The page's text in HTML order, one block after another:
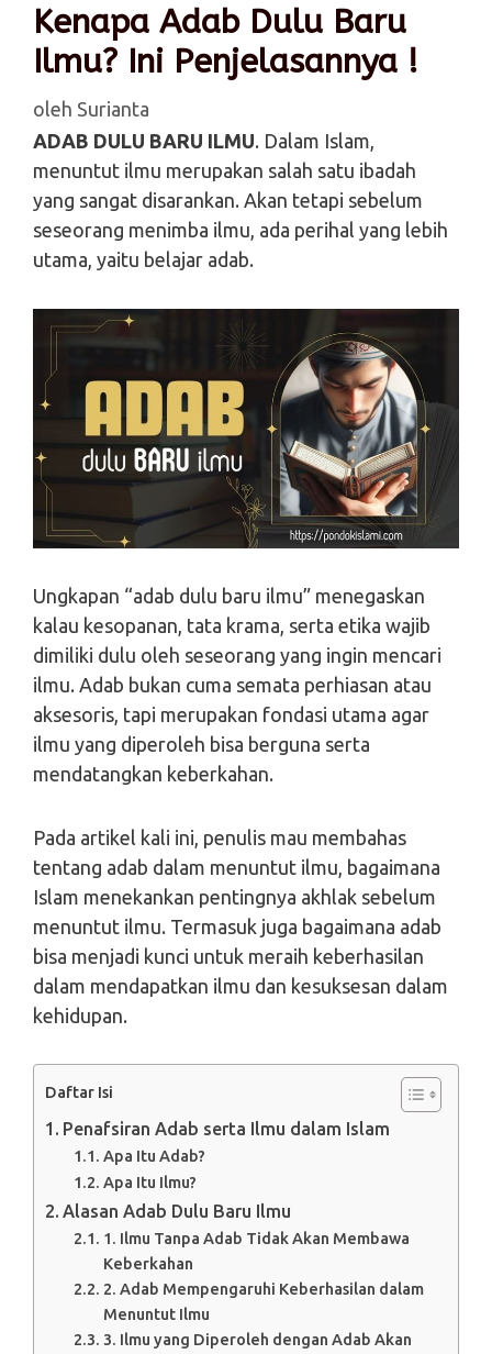
Kenapa Adab Dulu Baru
Ilmu? Ini Penjelasannya !
oleh Surianta
ADAB DULU BARU ILMU. Dalam Islam,
menuntut ilmu merupakan salah satu ibadah
yang sangat disarankan. Akan tetapi sebelum
seseorang menimba ilmu, ada perihal yang lebih
utama, yaitu belajar adab.
Ungkapan “adab dulu baru ilmu” menegaskan
kalau kesopanan, tata krama, serta etika wajib
dimiliki dulu oleh seseorang yang ingin mencari
ilmu. Adab bukan cuma semata perhiasan atau
aksesoris, tapi merupakan fondasi utama agar
ilmu yang diperoleh bisa berguna serta
mendatangkan keberkahan.
Pada artikel kali ini, penulis mau membahas
tentang adab dalam menuntut ilmu, bagaimana
Islam menekankan pentingnya akhlak sebelum
menuntut ilmu. Termasuk juga bagaimana adab
bisa menjadi kunci untuk meraih keberhasilan
dalam mendapatkan ilmu dan kesuksesan dalam
kehidupan.
Daftar Isi
Penafsiran Adab serta Ilmu dalam Islam
Apa Itu Adab?
Apa Itu Ilmu?
Alasan Adab Dulu Baru Ilmu
1. Ilmu Tanpa Adab Tidak Akan Membawa
Keberkahan
2. Adab Mempengaruhi Keberhasilan dalam
Menuntut Ilmu
3. Ilmu yang Diperoleh dengan Adab Akan